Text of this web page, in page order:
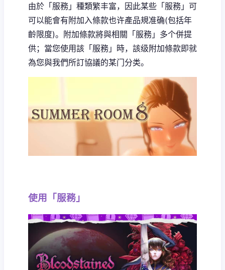
由於「服務」種類繁丰富，因此某些「服務」可
可以能會有附加入條款也许產品規准确(包括年
齡限度)。附加條款將與相關「服務」多个併提
供；當您使用該「服務」時，該级附加條款即就
為您與我們所訂協議的某门分类。
使用「服務」